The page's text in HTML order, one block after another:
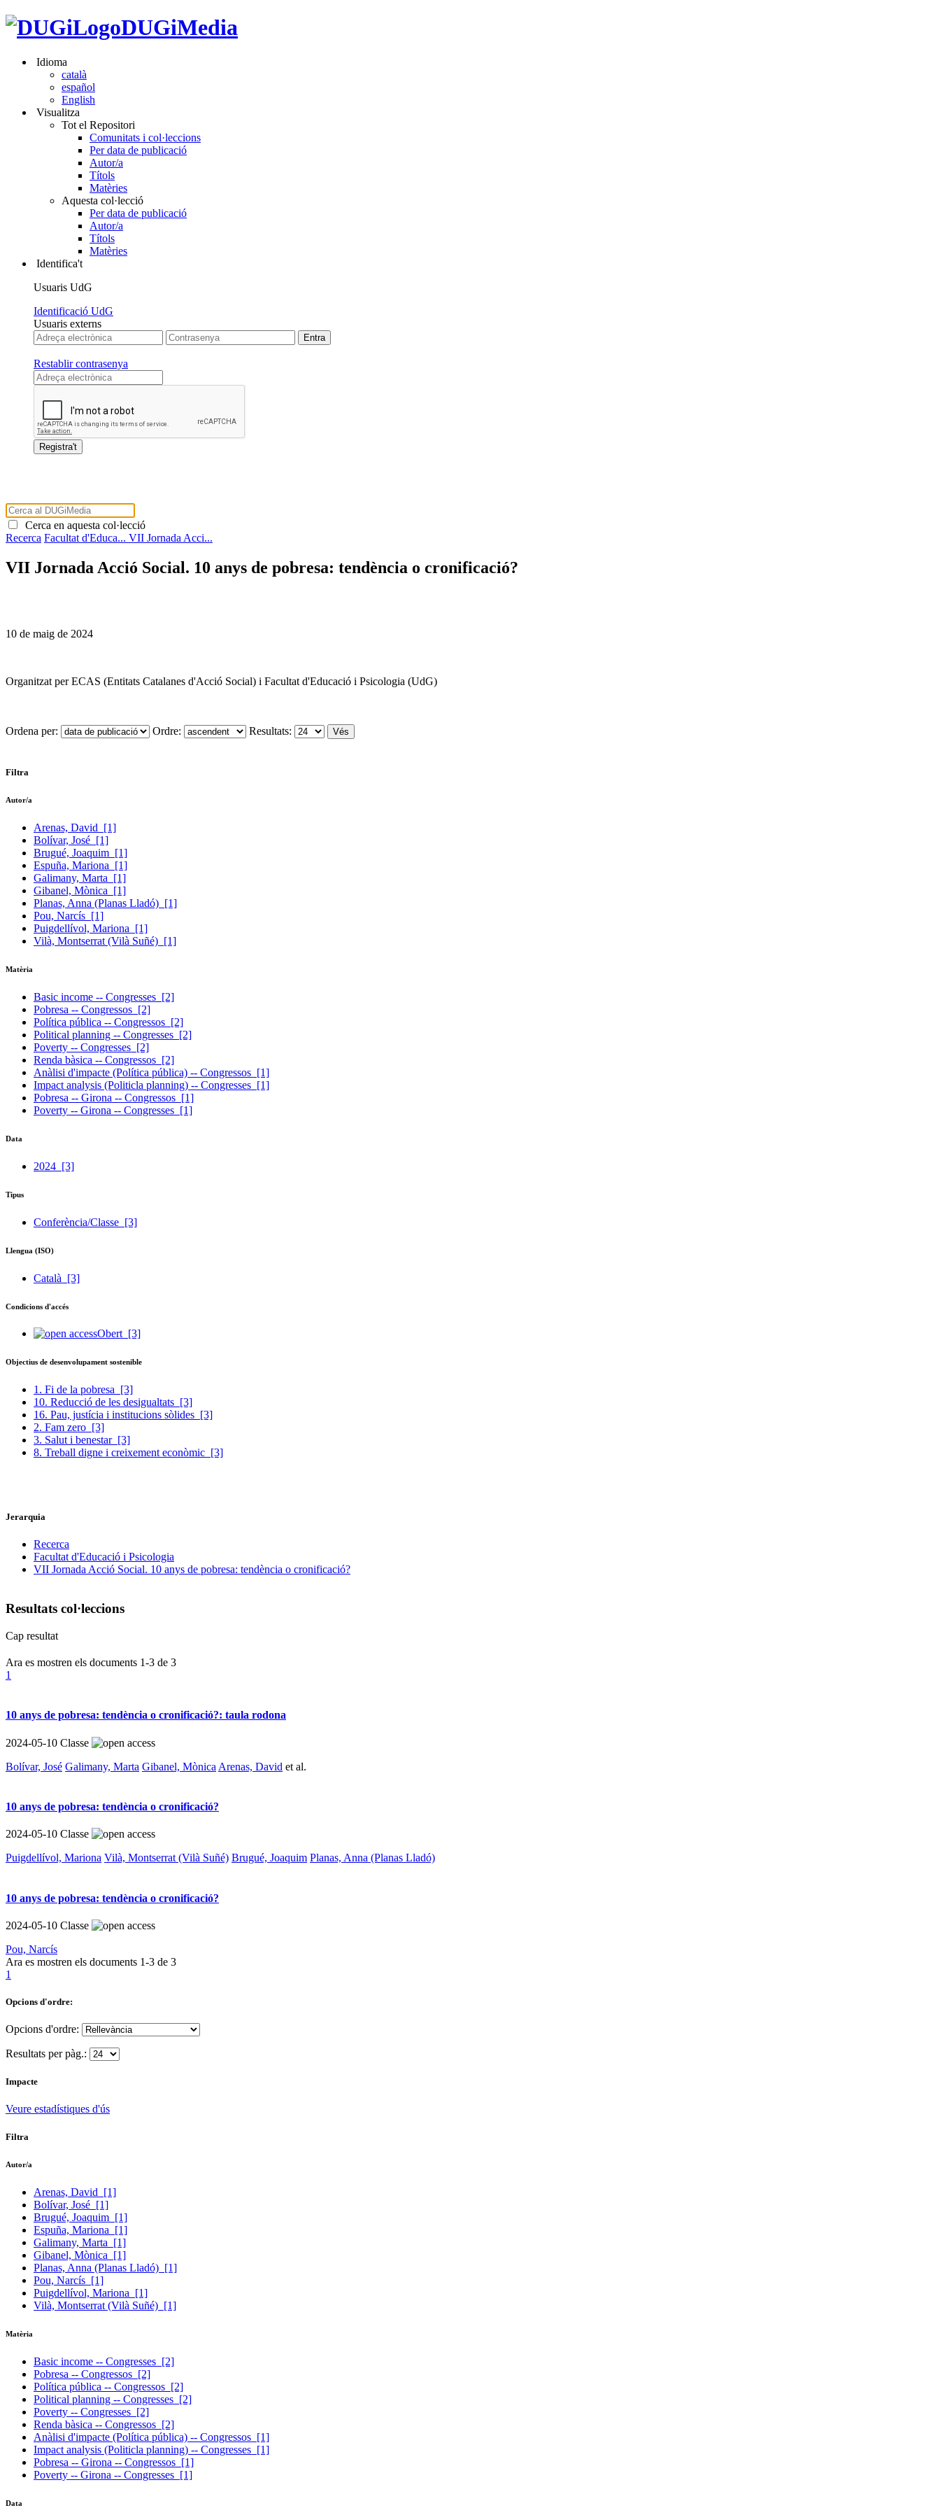
DUGiMedia
Idioma
català
español
English
Visualitza
Tot el Repositori
Comunitats i col·leccions
Per data de publicació
Autor/a
Títols
Matèries
Aquesta col·lecció
Per data de publicació
Autor/a
Títols
Matèries
Identifica't
Usuaris UdG
Identificació UdG
Usuaris externs
Restablir contrasenya
Cerca en aquesta col·lecció
Recerca Facultat d'Educa... VII Jornada Acci...
VII Jornada Acció Social. 10 anys de pobresa: tendència o cronificació?
10 de maig de 2024
Organitzat per ECAS (Entitats Catalanes d'Acció Social) i Facultat d'Educació i Psicologia (UdG)
Ordena per: Ordre: Resultats:
Filtra
Autor/a
Arenas, David [1]
Bolívar, José [1]
Brugué, Joaquim [1]
Espuña, Mariona [1]
Galimany, Marta [1]
Gibanel, Mònica [1]
Planas, Anna (Planas Lladó) [1]
Pou, Narcís [1]
Puigdellívol, Mariona [1]
Vilà, Montserrat (Vilà Suñé) [1]
Matèria
Basic income -- Congresses [2]
Pobresa -- Congressos [2]
Política pública -- Congressos [2]
Political planning -- Congresses [2]
Poverty -- Congresses [2]
Renda bàsica -- Congressos [2]
Anàlisi d'impacte (Política pública) -- Congressos [1]
Impact analysis (Politicla planning) -- Congresses [1]
Pobresa -- Girona -- Congressos [1]
Poverty -- Girona -- Congresses [1]
Data
2024 [3]
Tipus
Conferència/Classe [3]
Llengua (ISO)
Català [3]
Condicions d'accés
Obert [3]
Objectius de desenvolupament sostenible
1. Fi de la pobresa [3]
10. Reducció de les desigualtats [3]
16. Pau, justícia i institucions sòlides [3]
2. Fam zero [3]
3. Salut i benestar [3]
8. Treball digne i creixement econòmic [3]
Jerarquia
Recerca
Facultat d'Educació i Psicologia
VII Jornada Acció Social. 10 anys de pobresa: tendència o cronificació?
Resultats col·leccions
Cap resultat
Ara es mostren els documents 1-3 de 3
1
10 anys de pobresa: tendència o cronificació?: taula rodona
2024-05-10 Classe
Bolívar, José Galimany, Marta Gibanel, Mònica Arenas, David et al.
10 anys de pobresa: tendència o cronificació?
2024-05-10 Classe
Puigdellívol, Mariona Vilà, Montserrat (Vilà Suñé) Brugué, Joaquim Planas, Anna (Planas Lladó)
10 anys de pobresa: tendència o cronificació?
2024-05-10 Classe
Pou, Narcís
Ara es mostren els documents 1-3 de 3
1
Opcions d'ordre:
Opcions d'ordre:
Resultats per pàg.:
Impacte
Veure estadístiques d'ús
Filtra
Autor/a
Arenas, David [1]
Bolívar, José [1]
Brugué, Joaquim [1]
Espuña, Mariona [1]
Galimany, Marta [1]
Gibanel, Mònica [1]
Planas, Anna (Planas Lladó) [1]
Pou, Narcís [1]
Puigdellívol, Mariona [1]
Vilà, Montserrat (Vilà Suñé) [1]
Matèria
Basic income -- Congresses [2]
Pobresa -- Congressos [2]
Política pública -- Congressos [2]
Political planning -- Congresses [2]
Poverty -- Congresses [2]
Renda bàsica -- Congressos [2]
Anàlisi d'impacte (Política pública) -- Congressos [1]
Impact analysis (Politicla planning) -- Congresses [1]
Pobresa -- Girona -- Congressos [1]
Poverty -- Girona -- Congresses [1]
Data